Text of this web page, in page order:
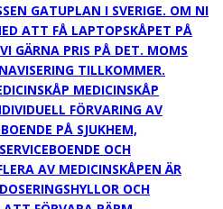
GATUPLAN I SVERIGE. OM NI
ATT FÅ LAPTOPSKÅPET PÅ
GÄRNA PRIS PÅ DET. MOMS
TILLKOMMER.
MEDICINSKÅP
FÖRVARING AV
PÅ SJUKHEM,
OCH
AV MEDICINSKÅPEN ÄR
OCH